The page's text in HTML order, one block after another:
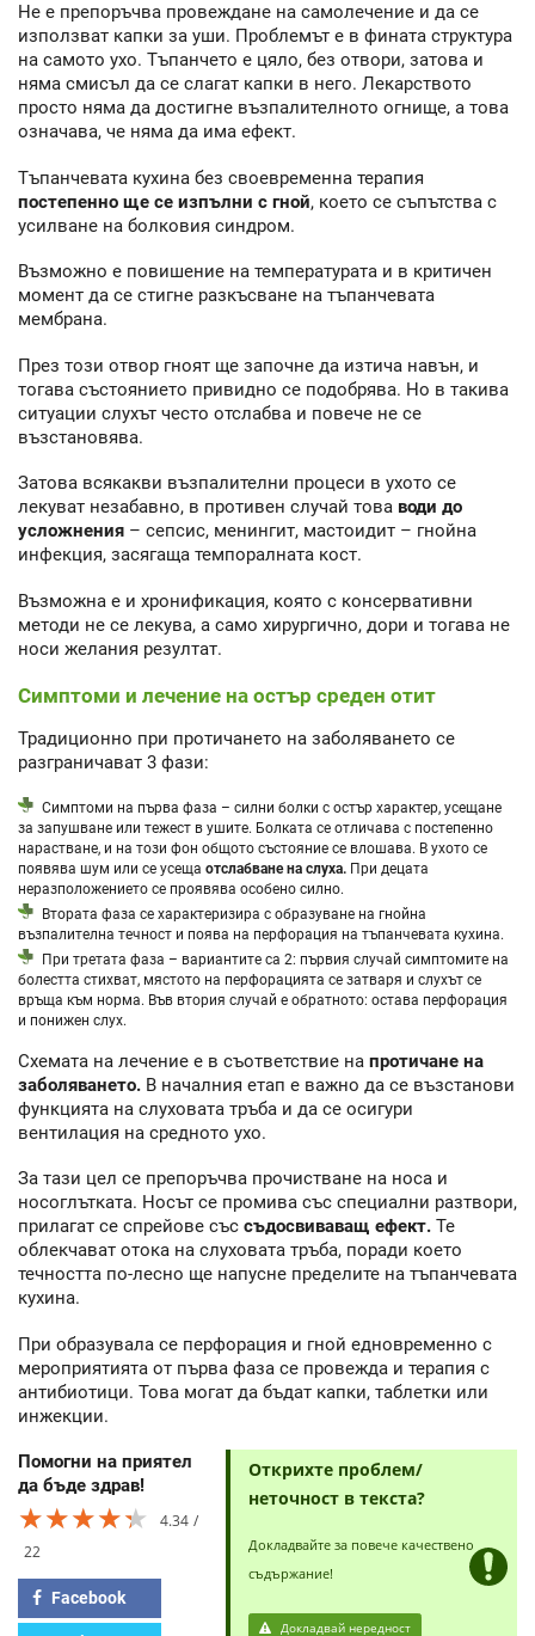
Не е препоръчва провеждане на самолечение и да се
използват капки за уши. Проблемът е в фината структура
на самото ухо. Тъпанчето е цяло, без отвори, затова и
няма смисъл да се слагат капки в него. Лекарството
просто няма да достигне възпалителното огнище, а това
означава, че няма да има ефект.
Тъпанчевата кухина без своевременна терапия
постепенно ще се изпълни с гной, което се съпътства с
усилване на болковия синдром.
Възможно е повишение на температурата и в критичен
момент да се стигне разкъсване на тъпанчевата
мембрана.
През този отвор гноят ще започне да изтича навън, и
тогава състоянието привидно се подобрява. Но в такива
ситуации слухът често отслабва и повече не се
възстановява.
Затова всякакви възпалителни процеси в ухото се
лекуват незабавно, в противен случай това води до
усложнения – сепсис, менингит, мастоидит – гнойна
инфекция, засягаща темпоралната кост.
Възможна е и хронификация, която с консервативни
методи не се лекува, а само хирургично, дори и тогава не
носи желания резултат.
Симптоми и лечение на остър среден отит
Традиционно при протичането на заболяването се
разграничават 3 фази:
Симптоми на първа фаза – силни болки с остър характер, усещане
за запушване или тежест в ушите. Болката се отличава с постепенно
нарастване, и на този фон общото състояние се влошава. В ухото се
появява шум или се усеща отслабване на слуха. При децата
неразположението се проявява особено силно.
Втората фаза се характеризира с образуване на гнойна
възпалителна течност и поява на перфорация на тъпанчевата кухина.
При третата фаза – вариантите са 2: първия случай симптомите на
болестта стихват, мястото на перфорацията се затваря и слухът се
връща към норма. Във втория случай е обратното: остава перфорация
и понижен слух.
Схемата на лечение е в съответствие на протичане на
заболяването. В началния етап е важно да се възстанови
функцията на слуховата тръба и да се осигури
вентилация на средното ухо.
За тази цел се препоръчва прочистване на носа и
носоглътката. Носът се промива със специални разтвори,
прилагат се спрейове със съдосвиваващ ефект. Те
облекчават отока на слуховата тръба, поради което
течността по-лесно ще напусне пределите на тъпанчевата
кухина.
При образувала се перфорация и гной едновременно с
мероприятията от първа фаза се провежда и терапия с
антибиотици. Това могат да бъдат капки, таблетки или
инжекции.
Помогни на приятел
да бъде здрав!
★★★★★
★★★★★
★★★★★
4.34
22
Facebook
Открихте проблем/
неточност в текста?
Докладвайте за повече качествено
съдържание!
Докладвай нередност